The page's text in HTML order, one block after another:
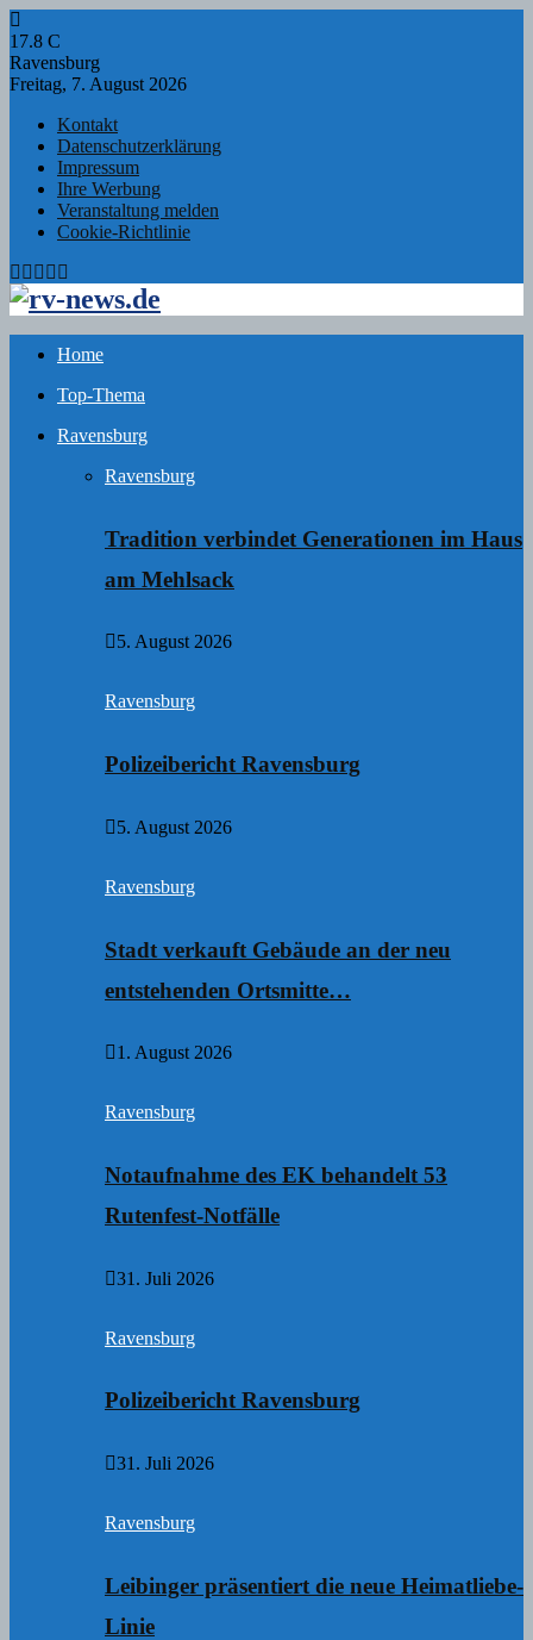
17.8 C
Ravensburg
Freitag, 7. August 2026
Kontakt
Datenschutzerklärung
Impressum
Ihre Werbung
Veranstaltung melden
Cookie-Richtlinie
Facebook
Twitter
Instagram
Email
Home
Top-Thema
Ravensburg
Ravensburg
Tradition verbindet Generationen im Haus
am Mehlsack
5. August 2026
Ravensburg
Polizeibericht Ravensburg
5. August 2026
Ravensburg
Stadt verkauft Gebäude an der neu
entstehenden Ortsmitte…
1. August 2026
Ravensburg
Notaufnahme des EK behandelt 53
Rutenfest-Notfälle
31. Juli 2026
Ravensburg
Polizeibericht Ravensburg
31. Juli 2026
Ravensburg
Leibinger präsentiert die neue Heimatliebe-
Linie